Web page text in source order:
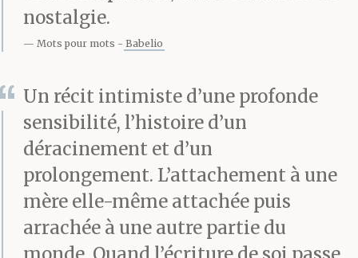
nostalgie.
Mots pour mots Babelio
Un récit intimiste d’une profonde
sensibilité, l’histoire d’un
déracinement et d’un
prolongement. L’attachement à une
mère elle-même attachée puis
arrachée à une autre partie du